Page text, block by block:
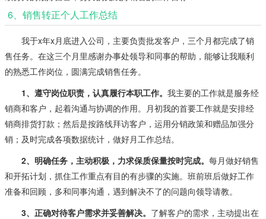
6、销售转正个人工作总结
我于x年x月底进入公司，主要负责批发客户，三个月都完成了销
售任务。在这三个月里感谢办事处领导和同事的帮助，能够让我顺利
的熟悉工作岗位，圆满完成销售任务。
1、遵守岗位职责，认真履行本职工作。 我主要的工作就是服务经
销商和客户，起着沟通与协调的作用。月初我的首要工作就是安排经
销商排货打款；然后是按路线拜访客户，运用分销政策和赠品加强分
销；及时完成各项数据统计，做好月工作总结。
2、明确任务，主动积极，力求保质保量按时完成。 每月做好销售
和开拓计划，抓住工作重点有目的有步骤的实施。班前班后做好工作
准备和回顾，多和同事沟通，遇到解决不了的问题向领导请教。
3、正确对待客户需求并妥善解决。 了解客户的需求，主动提出在